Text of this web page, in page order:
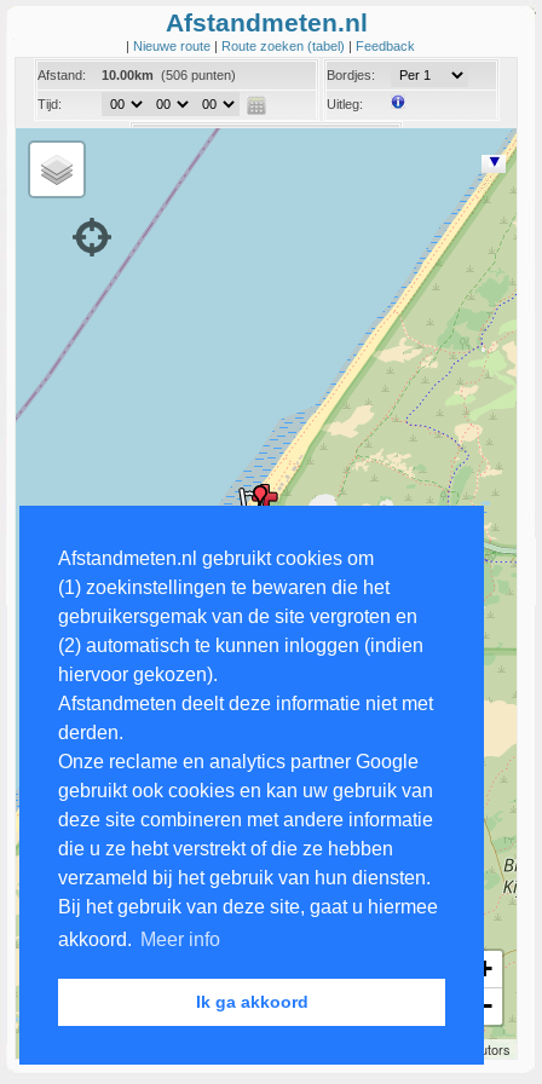
Afstandmeten.nl gebruikt cookies om
(1) zoekinstellingen te bewaren die het
gebruikersgemak van de site vergroten en
(2) automatisch te kunnen inloggen (indien
hiervoor gekozen).
Afstandmeten deelt deze informatie niet met
derden.
Onze reclame en analytics partner Google
gebruikt ook cookies en kan uw gebruik van
deze site combineren met andere informatie
die u ze hebt verstrekt of die ze hebben
verzameld bij het gebruik van hun diensten.
Bij het gebruik van deze site, gaat u hiermee
akkoord. Meer info
Ik ga akkoord
Afstandmeten.nl
| Nieuwe route | Route zoeken (tabel) | Feedback
Afstand:
10.00km (506 punten)
Tijd:
Bordjes:
Uitleg:
Link naar deze route
+
−
contributors